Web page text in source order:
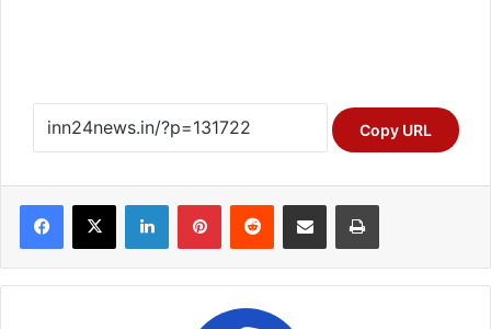
Copy URL
Facebook
X LinkedInPinterestReddit Share via Email Print